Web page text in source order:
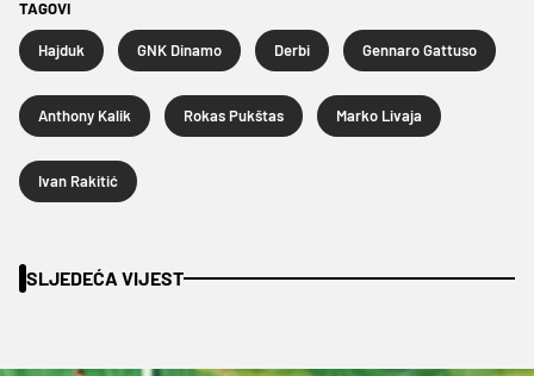
TAGOVI
Hajduk GNK Dinamo Derbi Gennaro Gattuso
Anthony Kalik Rokas Pukštas Marko Livaja
Ivan Rakitić
SLJEDEĆA VIJEST